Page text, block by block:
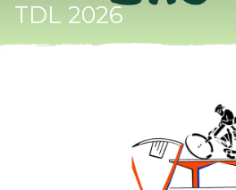
TDL 2026